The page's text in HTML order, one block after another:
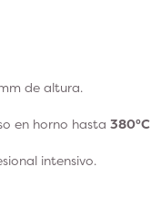
de altura.
en horno hasta 380°C
intensivo.